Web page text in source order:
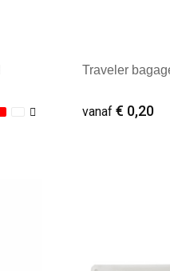
Traveler
vanaf € 0,20